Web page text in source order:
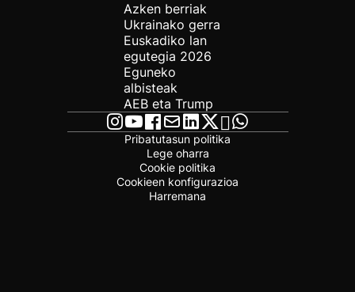
Azken berriak
Ukrainako gerra
Euskadiko lan
egutegia 2026
Eguneko
albisteak
AEB eta Trump
Pribatutasun politika
Lege oharra
Cookie politika
Cookieen konfigurazioa
Harremana